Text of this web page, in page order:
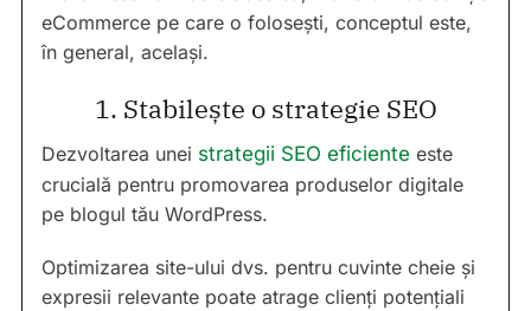
eCommerce pe care o folosești, conceptul este,
în general, același.
1. Stabilește o strategie SEO
Dezvoltarea unei strategii SEO eficiente este
crucială pentru promovarea produselor digitale
pe blogul tău WordPress.
Optimizarea site-ului dvs. pentru cuvinte cheie și
expresii relevante poate atrage clienți potențiali